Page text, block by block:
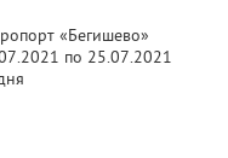
«Бегишево»
по 25.07.2021